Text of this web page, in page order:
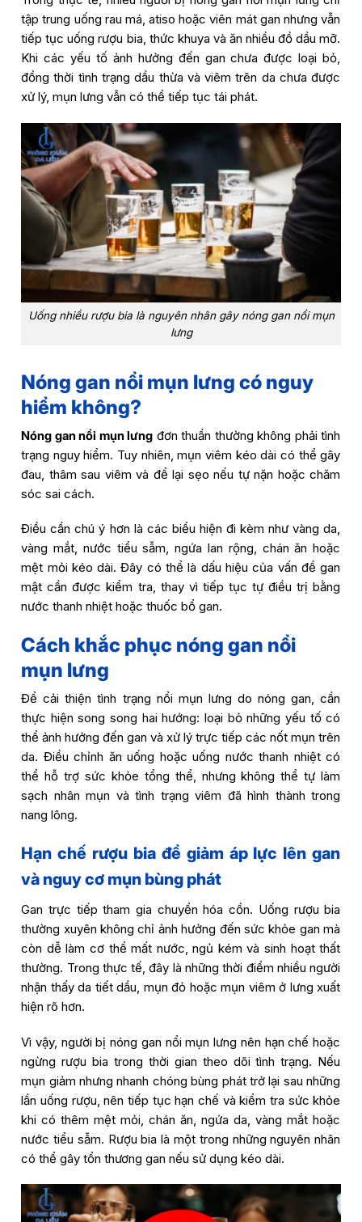
tập trung uống rau má, atiso hoặc viên mát gan nhưng vẫn
tiếp tục uống rượu bia, thức khuya và ăn nhiều đồ dầu mỡ.
Khi các yếu tố ảnh hưởng đến gan chưa được loại bỏ,
đồng thời tình trạng dầu thừa và viêm trên da chưa được
xử lý, mụn lưng vẫn có thể tiếp tục tái phát.
Uống nhiều rượu bia là nguyên nhân gây nóng gan nổi mụn
lưng
Nóng gan nổi mụn lưng có nguy
hiểm không?
Nóng gan nổi mụn lưng đơn thuần thường không phải tình
trạng nguy hiểm. Tuy nhiên, mụn viêm kéo dài có thể gây
đau, thâm sau viêm và để lại sẹo nếu tự nặn hoặc chăm
sóc sai cách.
Điều cần chú ý hơn là các biểu hiện đi kèm như vàng da,
vàng mắt, nước tiểu sẫm, ngứa lan rộng, chán ăn hoặc
mệt mỏi kéo dài. Đây có thể là dấu hiệu của vấn đề gan
mật cần được kiểm tra, thay vì tiếp tục tự điều trị bằng
nước thanh nhiệt hoặc thuốc bổ gan.
Cách khắc phục nóng gan nổi
mụn lưng
Để cải thiện tình trạng nổi mụn lưng do nóng gan, cần
thực hiện song song hai hướng: loại bỏ những yếu tố có
thể ảnh hưởng đến gan và xử lý trực tiếp các nốt mụn trên
da. Điều chỉnh ăn uống hoặc uống nước thanh nhiệt có
thể hỗ trợ sức khỏe tổng thể, nhưng không thể tự làm
sạch nhân mụn và tình trạng viêm đã hình thành trong
nang lông.
Hạn chế rượu bia để giảm áp lực lên gan
và nguy cơ mụn bùng phát
Gan trực tiếp tham gia chuyển hóa cồn. Uống rượu bia
thường xuyên không chỉ ảnh hưởng đến sức khỏe gan mà
còn dễ làm cơ thể mất nước, ngủ kém và sinh hoạt thất
thường. Trong thực tế, đây là những thời điểm nhiều người
nhận thấy da tiết dầu, mụn đỏ hoặc mụn viêm ở lưng xuất
hiện rõ hơn.
Vì vậy, người bị nóng gan nổi mụn lưng nên hạn chế hoặc
ngừng rượu bia trong thời gian theo dõi tình trạng. Nếu
mụn giảm nhưng nhanh chóng bùng phát trở lại sau những
lần uống rượu, nên tiếp tục hạn chế và kiểm tra sức khỏe
khi có thêm mệt mỏi, chán ăn, ngứa da, vàng mắt hoặc
nước tiểu sẫm. Rượu bia là một trong những nguyên nhân
có thể gây tổn thương gan nếu sử dụng kéo dài.